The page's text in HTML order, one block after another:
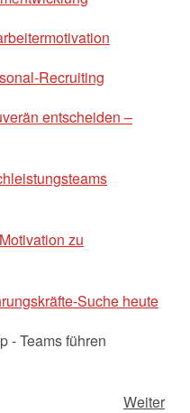
Recruiting
entscheiden –
zu
Suche heute
- Teams führen
Weiter